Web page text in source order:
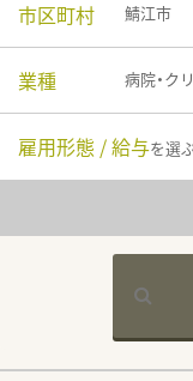
市区町村 鯖江市
業種 病院・ク
雇用形態 / 給与を選